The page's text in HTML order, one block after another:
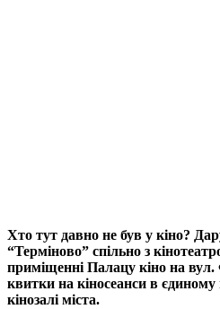
Хто тут давно не був у кіно?
“Терміново” спільно з
приміщенні Палацу кіно на
квитки на кіносеанси в єдиному
кінозалі міста.